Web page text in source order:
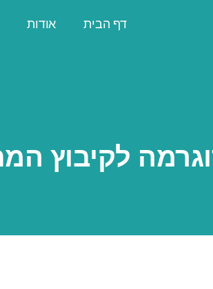
דף הבית אודות
לקיבוץ